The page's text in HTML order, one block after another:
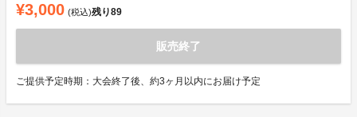
¥3,000 (税込)残り89
販売終了
ご提供予定時期：大会終了後、約3ヶ月以内にお届け予定